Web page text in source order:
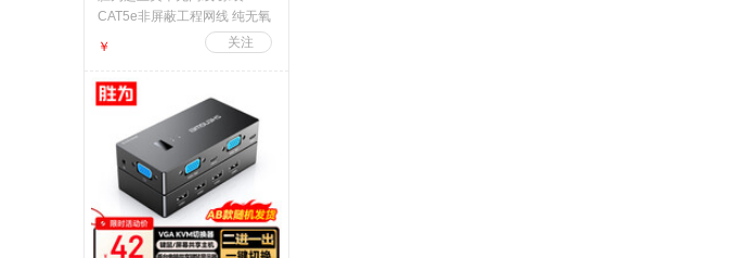
CAT5e非屏蔽工程网线 纯无氧
铜线芯 家装网络布线POE监控
箱线305米 CLC-5305B
￥